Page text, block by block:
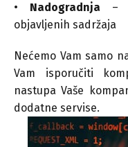
• Nadogradnja –
objavljenih sadržaja
Nećemo Vam samo
Vam isporučiti
nastupa Vaše
dodatne servise.